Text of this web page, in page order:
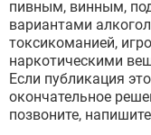
пивным, винным,
вариантами
токсикоманией,
наркотическими
Если публикация
окончательное
позвоните,
Оставляя
Оставляя
Дмитров
Фрязино
Дзержинский
Солнечногорск
Краснознаменск
Кашира
Апрелевка